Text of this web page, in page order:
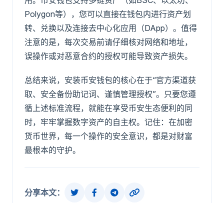
Polygon等），您可以直接在钱包内进行资产划
转、兑换以及连接去中心化应用（DApp）。值得
注意的是，每次交易前请仔细核对网络和地址，
误操作或对恶意合约的授权可能导致资产损失。
总结来说，安装币安钱包的核心在于“官方渠道获
取、安全备份助记词、谨慎管理授权”。只要您遵
循上述标准流程，就能在享受币安生态便利的同
时，牢牢掌握数字资产的自主权。记住：在加密
货币世界，每一个操作的安全意识，都是对财富
最根本的守护。
分享本文：